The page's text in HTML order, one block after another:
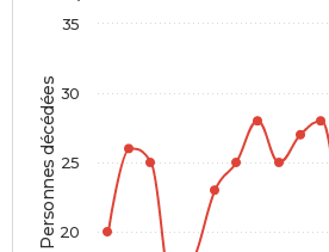
Personnes décédées 20
25
30
35